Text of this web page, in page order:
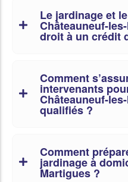
Le jardinage et
Châteauneuf-
droit à un crédit
Comment
intervenants
Châteauneuf-
qualifiés ?
Comment
jardinage à
Martigues ?